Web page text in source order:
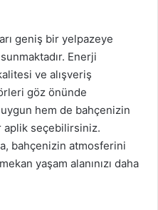
geniş bir yelpazeye
Enerji
ve alışveriş
göz önünde
hem de bahçenizin
aplik seçebilirsiniz.
bahçenizin atmosferini
yaşam alanınızı daha